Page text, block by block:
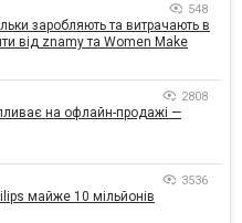
548
заробляють та витрачають в
від znamy та Women Make
2808
на офлайн-продажі —
3536
майже 10 мільйонів